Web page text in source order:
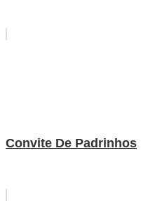
Convite De Padrinhos